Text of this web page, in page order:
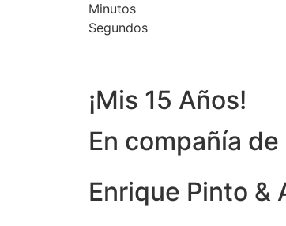
Minutos
Segundos
¡Mis 15 Años!
En compañía
Enrique Pinto &